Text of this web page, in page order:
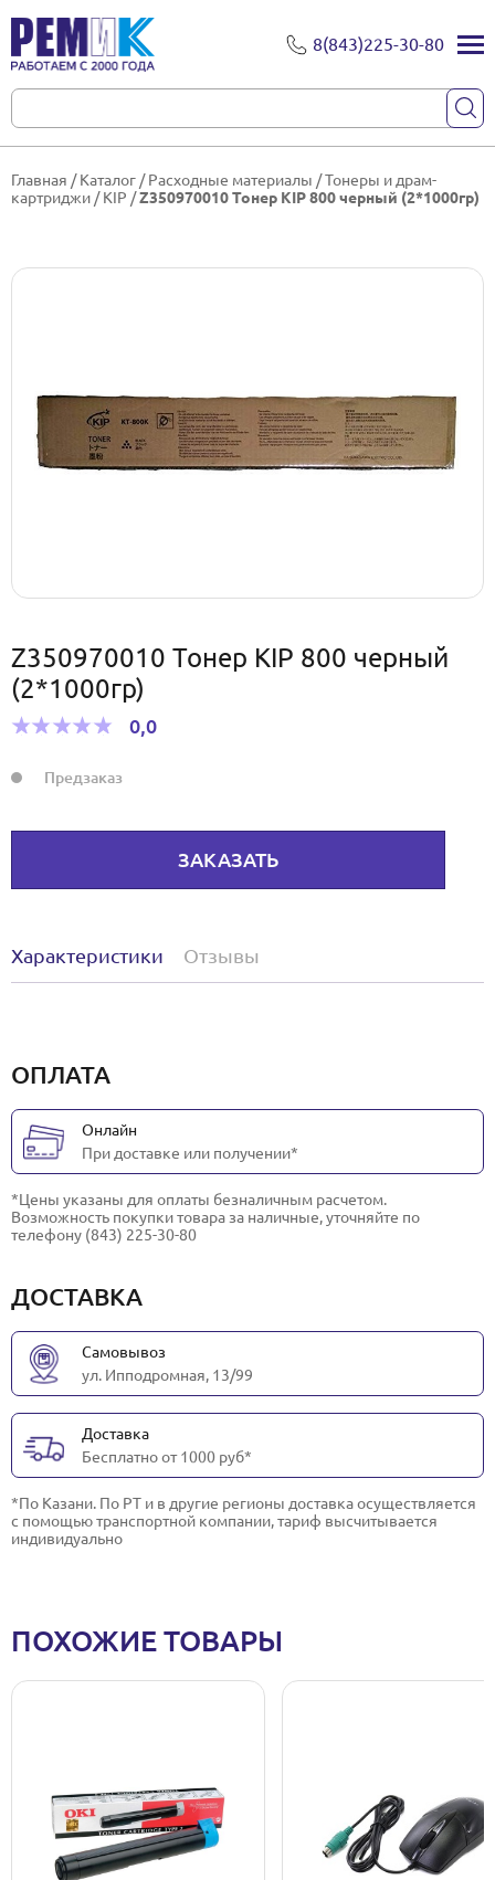
8(843)225-30-80
Главная /Каталог /Расходные материалы /Тонеры и драм-
картриджи /KIP /Z350970010 Тонер KIP 800 черный (2*1000гр)
Z350970010 Тонер KIP 800 черный
(2*1000гр)
0,0
ЗАКАЗАТЬ
Предзаказ
Характеристики Отзывы
ОПЛАТА
Онлайн
При доставке или получении*
*Цены указаны для оплаты безналичным расчетом.
Возможность покупки товара за наличные, уточняйте по
телефону (843) 225-30-80
ДОСТАВКА
Самовывоз
ул. Ипподромная, 13/99
Доставка
Бесплатно от 1000 руб*
*По Казани. По РТ и в другие регионы доставка осуществляется
с помощью транспортной компании, тариф высчитывается
индивидуально
ПОХОЖИЕ ТОВАРЫ